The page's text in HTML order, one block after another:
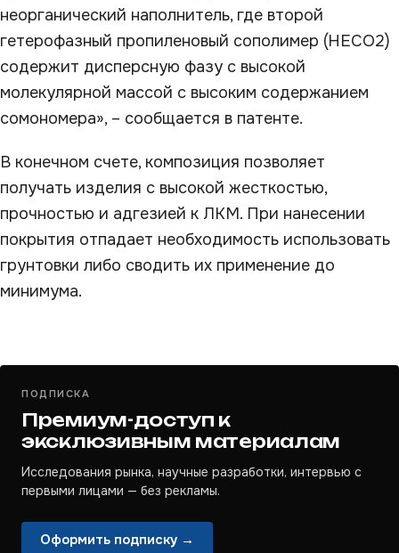
неорганический наполнитель, где второй
гетерофазный пропиленовый сополимер (HECO2)
содержит дисперсную фазу с высокой
молекулярной массой с высоким содержанием
сомономера», – сообщается в патенте.
В конечном счете, композиция позволяет
получать изделия с высокой жесткостью,
прочностью и адгезией к ЛКМ. При нанесении
покрытия отпадает необходимость использовать
грунтовки либо сводить их применение до
минимума.
ПОДПИСКА
Премиум-доступ к
эксклюзивным материалам
Исследования рынка, научные разработки, интервью с
первыми лицами — без рекламы.
Оформить подписку →